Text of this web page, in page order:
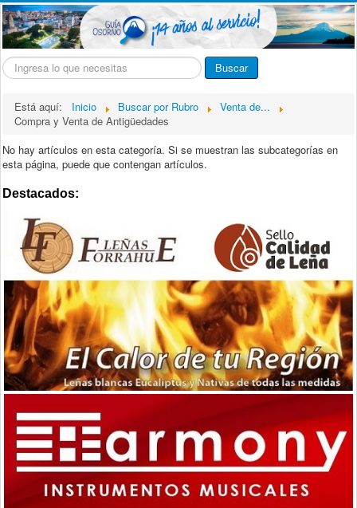
Buscar... Buscar
Está aquí: Inicio Buscar por Rubro
Venta de...
Compra y Venta de Antigüedades
No hay artículos en esta categoría. Si se muestran las subcategorías en
esta página, puede que contengan artículos.
Destacados: